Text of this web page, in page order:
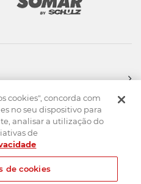
cookies", concorda com
no seu dispositivo para
analisar a utilização do
de
de cookies